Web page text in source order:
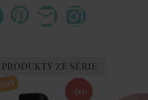
ZE SÉRIE
-60 %